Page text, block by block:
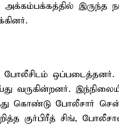
இருந்த
வருகின்றனர்.
கொண்டு போலீசார்
குர்பிரீத் சிங்,